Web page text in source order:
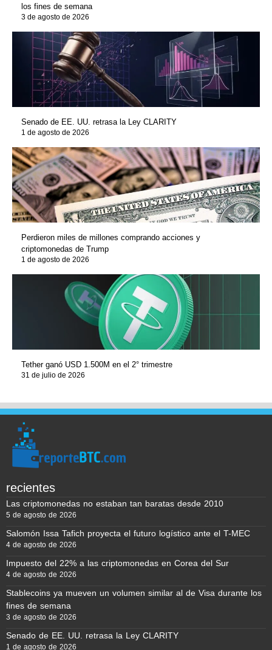
los fines de semana
3 de agosto de 2026
Senado de EE. UU. retrasa la Ley CLARITY
1 de agosto de 2026
Perdieron miles de millones comprando acciones y
criptomonedas de Trump
1 de agosto de 2026
Tether ganó USD 1.500M en el 2° trimestre
31 de julio de 2026
recientes
Las criptomonedas no estaban tan baratas desde 2010
5 de agosto de 2026
Salomón Issa Tafich proyecta el futuro logístico ante el T-MEC
4 de agosto de 2026
Impuesto del 22% a las criptomonedas en Corea del Sur
4 de agosto de 2026
Stablecoins ya mueven un volumen similar al de Visa durante los
fines de semana
3 de agosto de 2026
Senado de EE. UU. retrasa la Ley CLARITY
1 de agosto de 2026